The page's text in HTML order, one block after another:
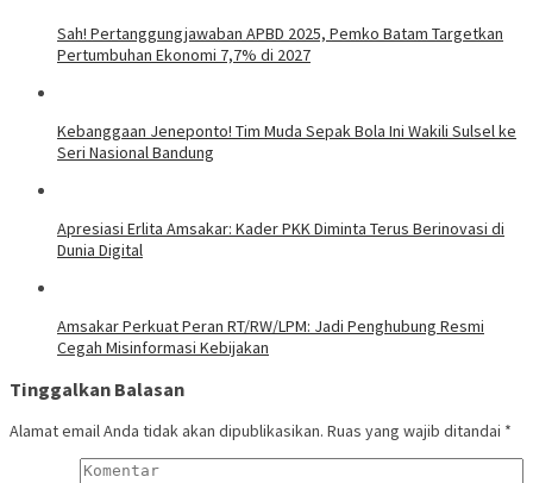
Sah! Pertanggungjawaban APBD 2025, Pemko Batam Targetkan
Pertumbuhan Ekonomi 7,7% di 2027
Kebanggaan Jeneponto! Tim Muda Sepak Bola Ini Wakili Sulsel ke
Seri Nasional Bandung
Apresiasi Erlita Amsakar: Kader PKK Diminta Terus Berinovasi di
Dunia Digital
Amsakar Perkuat Peran RT/RW/LPM: Jadi Penghubung Resmi
Cegah Misinformasi Kebijakan
Tinggalkan Balasan
Alamat email Anda tidak akan dipublikasikan. Ruas yang wajib ditandai *